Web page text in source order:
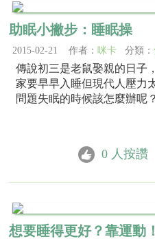
助眠小撇步：睡眠操
2015-02-21 作者： 咪卡 分類：
傳說初三是老鼠娶親的日子
家要早早入睡但現代人壓力
問題失眠的時候該怎麼辦呢
0 人按讚
想要睡得更好？靠運動！